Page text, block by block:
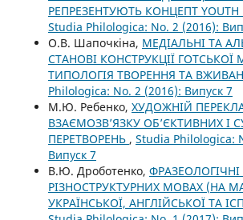
РЕПРЕЗЕНТУЮТЬ КОНЦЕПТ
Studia Philologica: No. 2 (2016):
О.В. Шапочкіна, МЕДІАЛЬНІ ТА
СТАНОВІ КОНСТРУКЦІЇ ГОТСЬКОЇ
ТИПОЛОГІЯ ТВОРЕННЯ ТА
Philologica: No. 2 (2016): Випуск 7
М.Ю. Ребенко, ХУДОЖНІЙ
ВЗАЄМОЗВ’ЯЗКУ ОБ’ЄКТИВНИХ І
ПЕРЕТВОРЕНЬ , Studia Philologica:
Випуск 7
В.Ю. Дроботенко,
РІЗНОСТРУКТУРНИХ МОВАХ (НА
УКРАЇНСЬКОЇ, АНГЛІЙСЬКОЇ ТА